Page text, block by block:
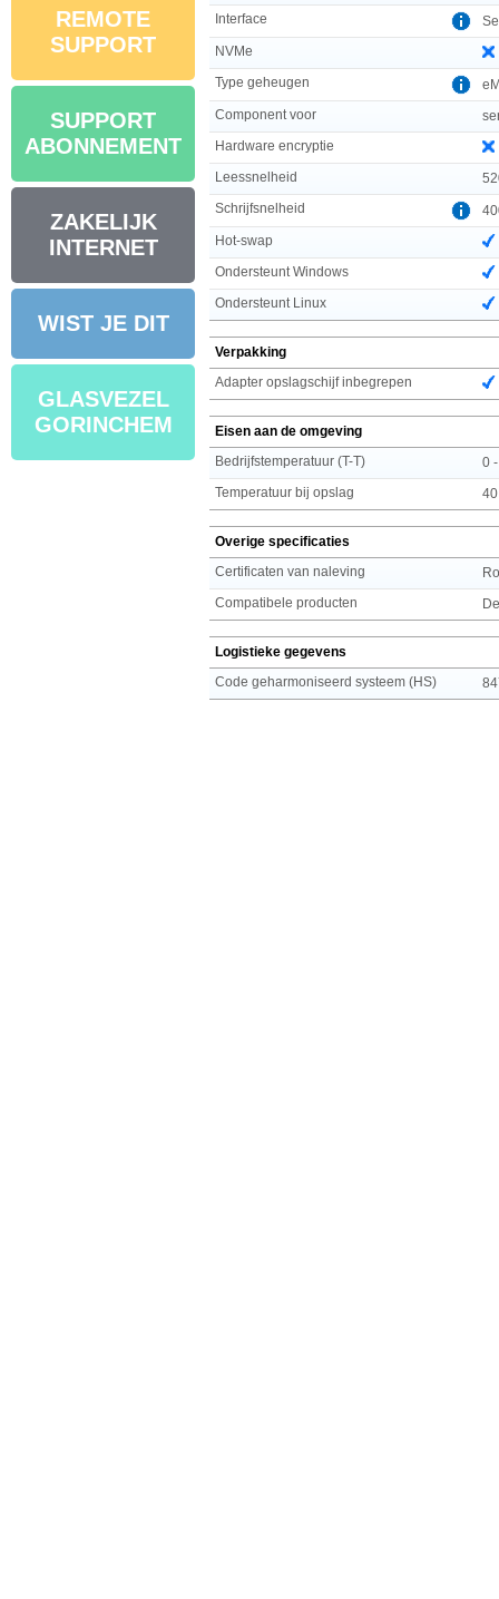
REMOTE
SUPPORT
SUPPORT
ABONNEMENT
ZAKELIJK
INTERNET
WIST JE DIT
GLASVEZEL
GORINCHEM
Interface
NVMe
Type geheugen
Component voor
Hardware encryptie
Leessnelheid
Schrijfsnelheid
Hot-swap
Ondersteunt Windows
Ondersteunt Linux
Verpakking
Adapter opslagschijf inbegrepen
Eisen aan de omgeving
Bedrijfstemperatuur (T-T)
0
Temperatuur bij opslag
Overige specificaties
Certificaten van naleving
Compatibele producten
Logistieke gegevens
Code geharmoniseerd systeem (HS)